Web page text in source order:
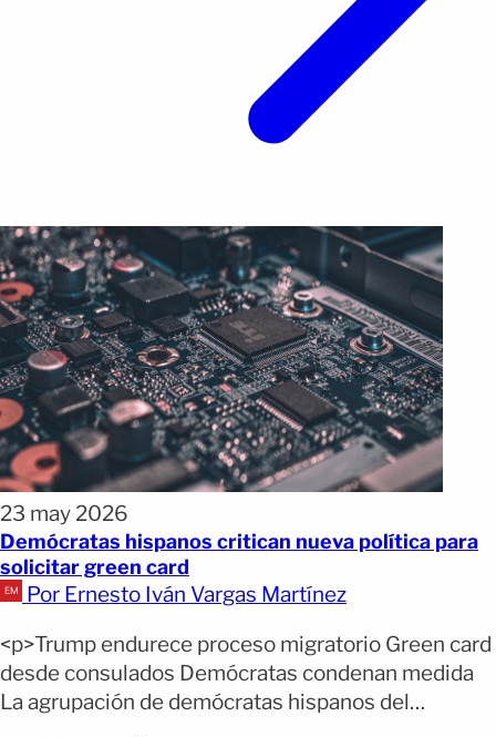
23 may 2026
Demócratas hispanos critican nueva política para
solicitar green card
Por Ernesto Iván Vargas Martínez
<p>Trump endurece proceso migratorio Green card
desde consulados Demócratas condenan medida
La agrupación de demócratas hispanos del